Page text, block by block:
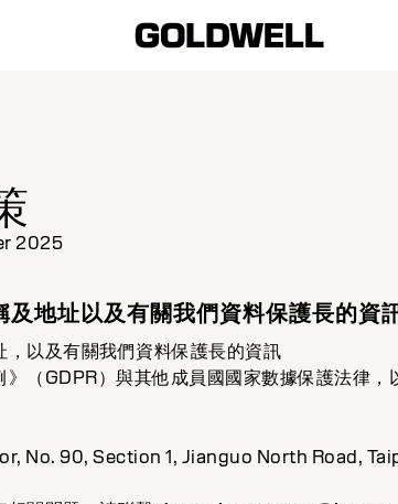
2025
及地址以及有關我們資料保護長的資
，以及有關我們資料保護長的資訊
（GDPR）與其他成員國國家數據保護法律
No. 90, Section 1, Jianguo North Road,